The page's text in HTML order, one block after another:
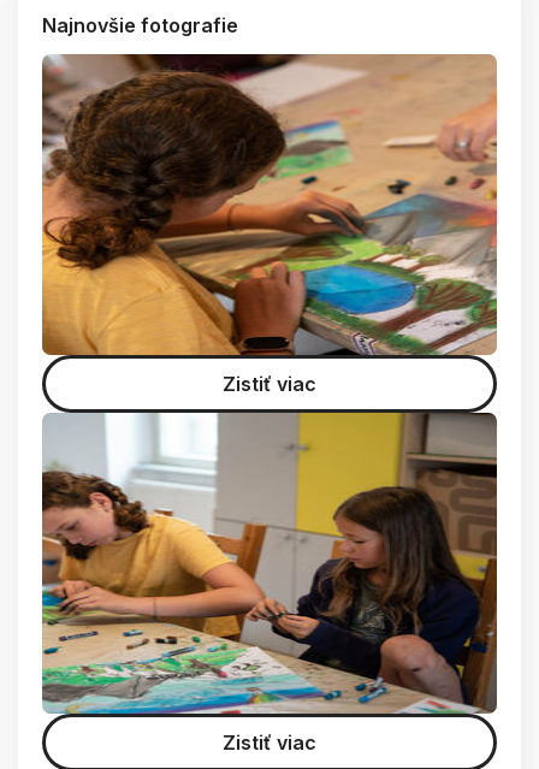
Najnovšie fotografie
Zistiť viac
Zistiť viac